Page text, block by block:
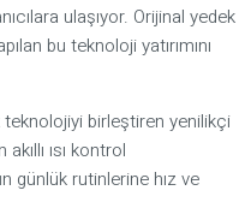
ulaşıyor. Orijinal yedek
bu teknoloji yatırımını
birleştiren yenilikçi
ısı kontrol
günlük rutinlerine hız ve